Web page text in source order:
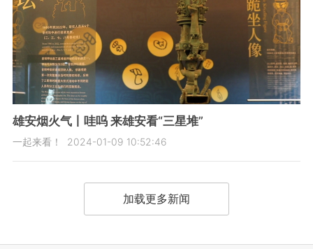
雄安烟火气丨哇呜 来雄安看“三星堆”
一起来看！ 2024-01-09 10:52:46
加载更多新闻